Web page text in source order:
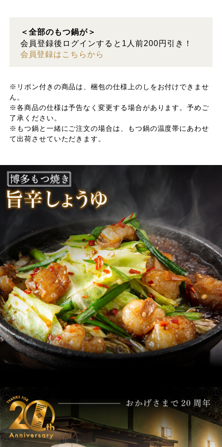
＜全部のもつ鍋が＞
会員登録後ログインすると1人前200円引き！
会員登録はこちらから
※リボン付きの商品は、梱包の仕様上のしをお付けできませ
ん。
※各商品の仕様は予告なく変更する場合があります。予めご
了承ください。
※もつ鍋と一緒にご注文の場合は、もつ鍋の温度帯にあわせ
て出荷させていただきます。